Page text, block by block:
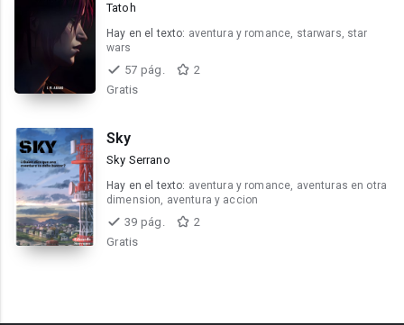
Tatoh
Hay en el texto: aventura y romance, starwars, star
wars
57 pág.
2
Gratis
Sky
Sky Serrano
Hay en el texto: aventura y romance, aventuras en otra
dimension, aventura y accion
39 pág.
2
Gratis